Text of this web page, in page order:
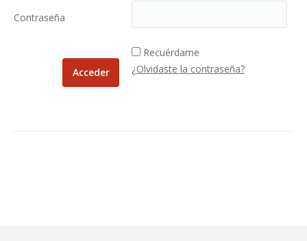
Contraseña
Recuérdame
¿Olvidaste la contraseña?